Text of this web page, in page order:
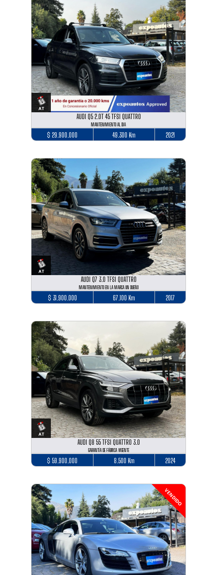
AUDI Q5 2.0T 45 TFSI QUATTRO
MANTENIMIENTO AL DIA
$ 29.900.000 49.300 Km 2021
AUDI Q7 3.0 TFSI QUATTRO
MANTENIMIENTO EN LA MARCA UN DUEÑO
$ 31.900.000 67.100 Km 2017
AUDI Q8 55 TFSI QUATTRO 3.0
GARANTÍA DE FÁBRICA VIGENTE
$ 59.900.000 8.500 Km 2024
VENDIDO